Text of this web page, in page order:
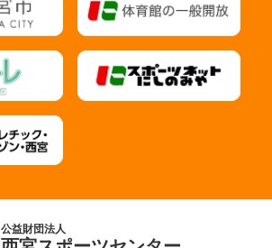
公益財団法人